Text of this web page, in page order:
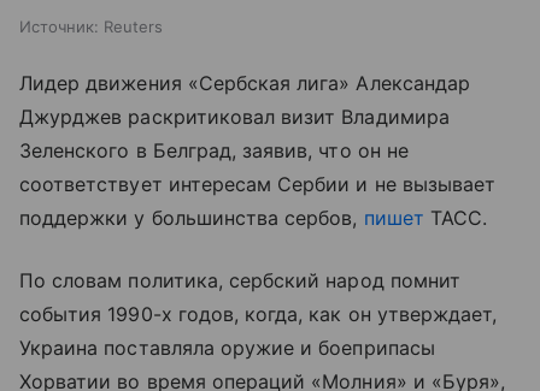
Источник: Reuters
Лидер движения «Сербская лига» Александар
Джурджев раскритиковал визит Владимира
Зеленского в Белград, заявив, что он не
соответствует интересам Сербии и не вызывает
поддержки у большинства сербов, пишет ТАСС.
По словам политика, сербский народ помнит
события 1990-х годов, когда, как он утверждает,
Украина поставляла оружие и боеприпасы
Хорватии во время операций «Молния» и «Буря»,